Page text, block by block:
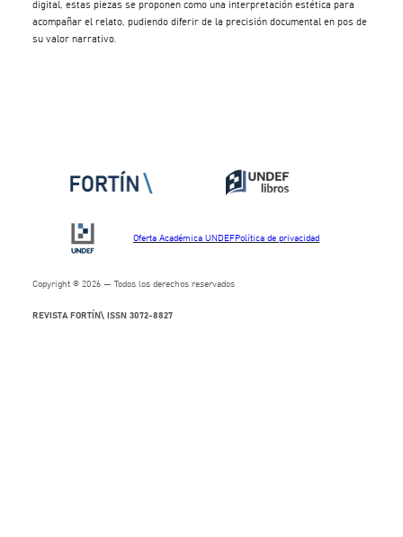
digital, estas piezas se proponen como una interpretación estética para
acompañar el relato, pudiendo diferir de la precisión documental en pos de
su valor narrativo.
Oferta Académica UNDEFPolítica de privacidad
Copyright © 2026 — Todos los derechos reservados
REVISTA FORTÍN\ ISSN 3072-8827